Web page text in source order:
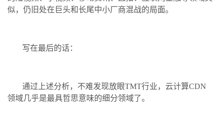
似，仍旧处在巨头和长尾中小厂商混战的局面。
写在最后的话：
通过上述分析，不难发现放眼TMT行业，云计算CDN
领域几乎是最具哲思意味的细分领域了。